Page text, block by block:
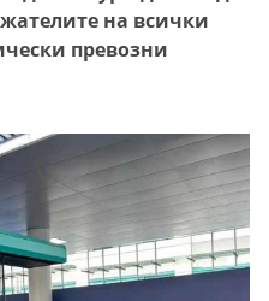
на всички
превозни